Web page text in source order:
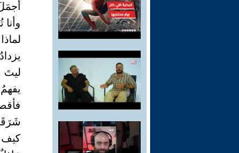
ليتَ
كيف